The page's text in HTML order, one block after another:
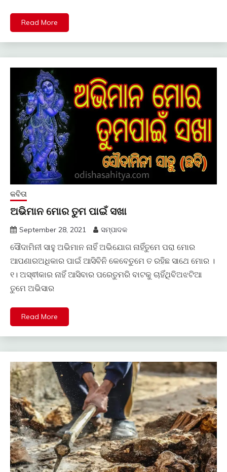
Read More
କବିତା
ଅଭିମାନ ମୋର ତୁମ ପାଇଁ ସଖା
September 28, 2021 ସମ୍ପାଦକ
ସୌଦାମିନୀ ସାହୁ ଅଭିମାନ ନାହିଁ ଅଭିଯୋଗ ନାହିଁତୁମେ ପରା ମୋର
ଆପଣାରଅଧିକାର ପାଇଁ ଆସିବିନି କେବେତୁମେ ତ ରହିଛ ସାଥେ ମୋର ।
୧। ଅସ୍ଵୀକାର ନାହିଁ ଆସିବାର ପରେତୁମରି ବାଟକୁ ଚାହିଁଥିବିଅଝଟିଆ
ତୁମେ ଅଭିସାର
Read More